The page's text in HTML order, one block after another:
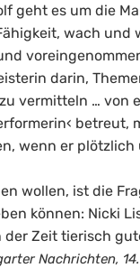
geht es um die
wach und
darin,
vermitteln … von
betreut,
wenn er plötzlich
wollen, ist die
können: Nicki
der Zeit tierisch
Nachrichten,